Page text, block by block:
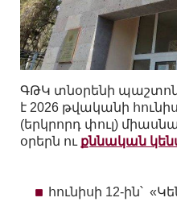
ԳԹԿ տնօրենի
է 2026 թվականի
(երկրորդ փուլ)
օրերն ու քննական
հունիսի 12-ին՝